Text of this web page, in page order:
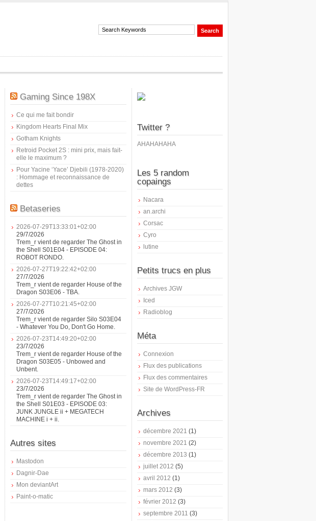
Gaming Since 198X
Ce qui me fait bondir
Kingdom Hearts Final Mix
Gotham Knights
Retroid Pocket 2S : mini prix, mais fait-
elle le maximum ?
Pour Yacine ‘Yace’ Djebili (1978-2020)
: Hommage et reconnaissance de
dettes
Betaseries
2026-07-29T13:33:01+02:00
29/7/2026
Trem_r vient de regarder The Ghost in
the Shell S01E04 - EPISODE 04:
ROBOT RONDO.
2026-07-27T19:22:42+02:00
27/7/2026
Trem_r vient de regarder House of the
Dragon S03E06 - TBA.
2026-07-27T10:21:45+02:00
27/7/2026
Trem_r vient de regarder Silo S03E04
- Whatever You Do, Don't Go Home.
2026-07-23T14:49:20+02:00
23/7/2026
Trem_r vient de regarder House of the
Dragon S03E05 - Unbowed and
Unbent.
2026-07-23T14:49:17+02:00
23/7/2026
Trem_r vient de regarder The Ghost in
the Shell S01E03 - EPISODE 03:
JUNK JUNGLE ii + MEGATECH
MACHINE i + ii.
Autres sites
Mastodon
Dagnir-Dae
Mon deviantArt
Paint-o-matic
Twitter ?
AHAHAHAHA
Les 5 random
copaings
Nacara
an.archi
Corsac
Cyro
lutine
Petits trucs en plus
Archives JGW
Iced
Radioblog
Méta
Connexion
Flux des publications
Flux des commentaires
Site de WordPress-FR
Archives
décembre 2021 (1)
novembre 2021 (2)
décembre 2013 (1)
juillet 2012 (5)
avril 2012 (1)
mars 2012 (3)
février 2012 (3)
septembre 2011 (3)